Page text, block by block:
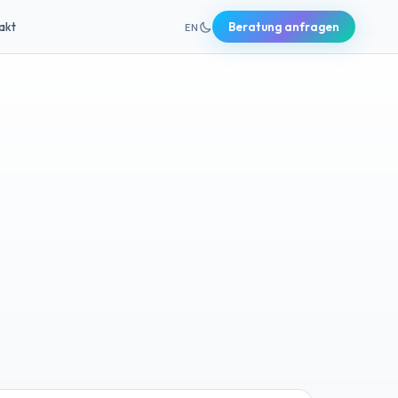
+49 631 20691820
EN Beratung anfragen